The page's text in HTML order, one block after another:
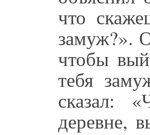
что
замуж?».
чтобы
тебя
сказал:
деревне,